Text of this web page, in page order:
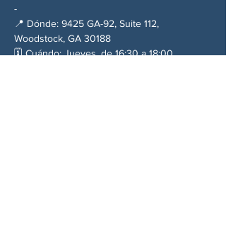
-
📍 Dónde: 9425 GA-92, Suite 112,
Woodstock, GA 30188
🗓️ Cuándo: Jueves, de 16:30 a 18:00.